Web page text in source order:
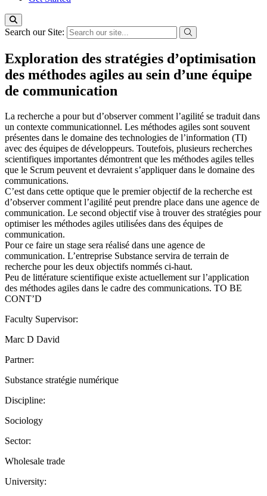
Search our Site:
Exploration des stratégies d’optimisation
des méthodes agiles au sein d’une équipe
de communication
La recherche a pour but d’observer comment l’agilité se traduit dans
un contexte communicationnel. Les méthodes agiles sont souvent
présentes dans le domaine des technologies de l’information (TI)
avec des équipes de développeurs. Toutefois, plusieurs recherches
scientifiques importantes démontrent que les méthodes agiles telles
que le Scrum peuvent et devraient s’appliquer dans le domaine des
communications.
C’est dans cette optique que le premier objectif de la recherche est
d’observer comment l’agilité peut prendre place dans une agence de
communication. Le second objectif vise à trouver des stratégies pour
optimiser les méthodes agiles utilisées dans des équipes de
communication.
Pour ce faire un stage sera réalisé dans une agence de
communication. L’entreprise Substance servira de terrain de
recherche pour les deux objectifs nommés ci-haut.
Peu de littérature scientifique existe actuellement sur l’application
des méthodes agiles dans le cadre des communications. TO BE
CONT’D
Faculty Supervisor:
Marc D David
Partner:
Substance stratégie numérique
Discipline:
Sociology
Sector:
Wholesale trade
University: